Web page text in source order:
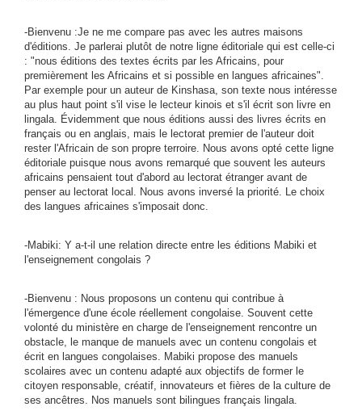
-Bienvenu :Je ne me compare pas avec les autres maisons
d'éditions. Je parlerai plutôt de notre ligne éditoriale qui est celle-ci
:
nous éditions des textes écrits par les Africains, pour
premièrement les Africains et si possible en langues africaines .
Par exemple pour un auteur de Kinshasa, son texte nous intéresse
au plus haut point s'il vise le lecteur kinois et s'il écrit son livre en
lingala. Évidemment que nous éditions aussi des livres écrits en
français ou en anglais, mais le lectorat premier de l'auteur doit
rester l'Africain de son propre terroire. Nous avons opté cette ligne
éditoriale puisque nous avons remarqué que souvent les auteurs
africains pensaient tout d'abord au lectorat étranger avant de
penser au lectorat local. Nous avons inversé la priorité. Le choix
des langues africaines s'imposait donc.
-Mabiki: Y a-t-il une relation directe entre les éditions Mabiki et
l'enseignement congolais ?
-Bienvenu : Nous proposons un contenu qui contribue à
l'émergence d'une école réellement congolaise. Souvent cette
volonté du ministère en charge de l'enseignement rencontre un
obstacle, le manque de manuels avec un contenu congolais et
écrit en langues congolaises. Mabiki propose des manuels
scolaires avec un contenu adapté aux objectifs de former le
citoyen responsable, créatif, innovateurs et fières de la culture de
ses ancêtres. Nos manuels sont bilingues français lingala.